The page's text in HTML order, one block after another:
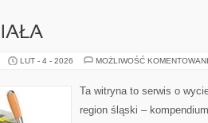
LUT - 4 - 2026 MOŻLIWOŚĆ
Ta witryna to serwis o
region śląski –